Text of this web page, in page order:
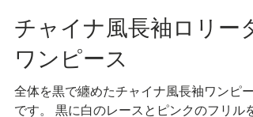
2022年10月17日
チャイナ風長袖ロリータ
ワンピース